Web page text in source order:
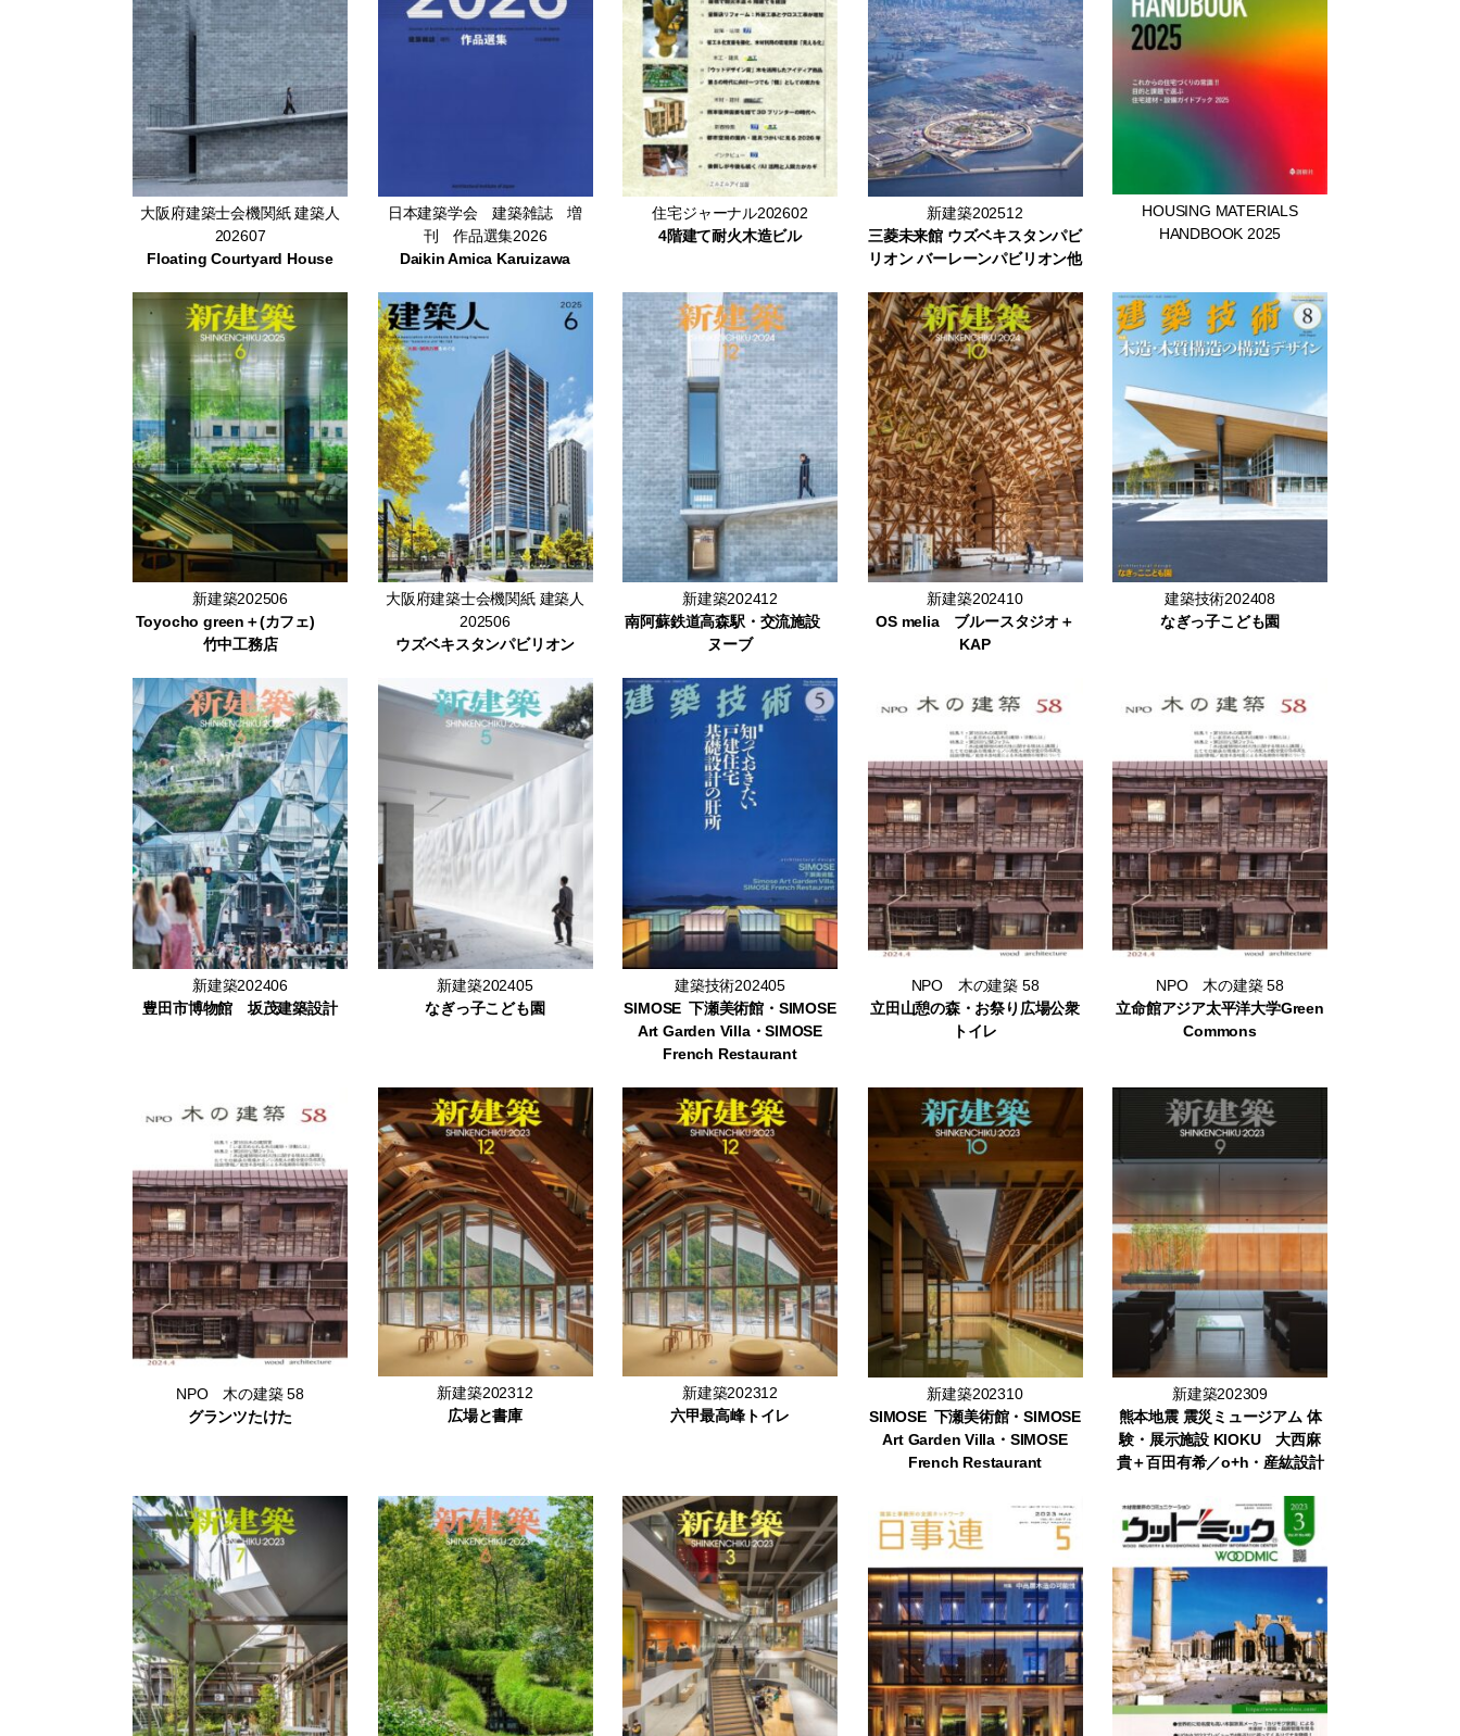
大阪府建築士会機関紙 建築人
202607
Floating Courtyard House
日本建築学会 建築雑誌 増
刊 作品選集2026
Daikin Amica Karuizawa
住宅ジャーナル202602
4階建て耐火木造ビル
新建築202512
三菱未来館 ウズベキスタンパビ
リオン バーレーンパビリオン他
HOUSING MATERIALS
HANDBOOK 2025
新建築202506
Toyocho green＋(カフェ)
竹中工務店
大阪府建築士会機関紙 建築人
202506
ウズベキスタンパビリオン
新建築202412
南阿蘇鉄道高森駅・交流施設
ヌーブ
新建築202410
OS melia ブルースタジオ＋
KAP
建築技術202408
なぎっ子こども園
新建築202406
豊田市博物館 坂茂建築設計
新建築202405
なぎっ子こども園
建築技術202405
SIMOSE 下瀬美術館・SIMOSE
Art Garden Villa・SIMOSE
French Restaurant
NPO 木の建築 58
立田山憩の森・お祭り広場公衆
トイレ
NPO 木の建築 58
立命館アジア太平洋大学Green
Commons
NPO 木の建築 58
グランツたけた
新建築202312
広場と書庫
新建築202312
六甲最高峰トイレ
新建築202310
SIMOSE 下瀬美術館・SIMOSE
Art Garden Villa・SIMOSE
French Restaurant
新建築202309
熊本地震 震災ミュージアム 体
験・展示施設 KIOKU 大西麻
貴＋百田有希／o+h・産紘設計